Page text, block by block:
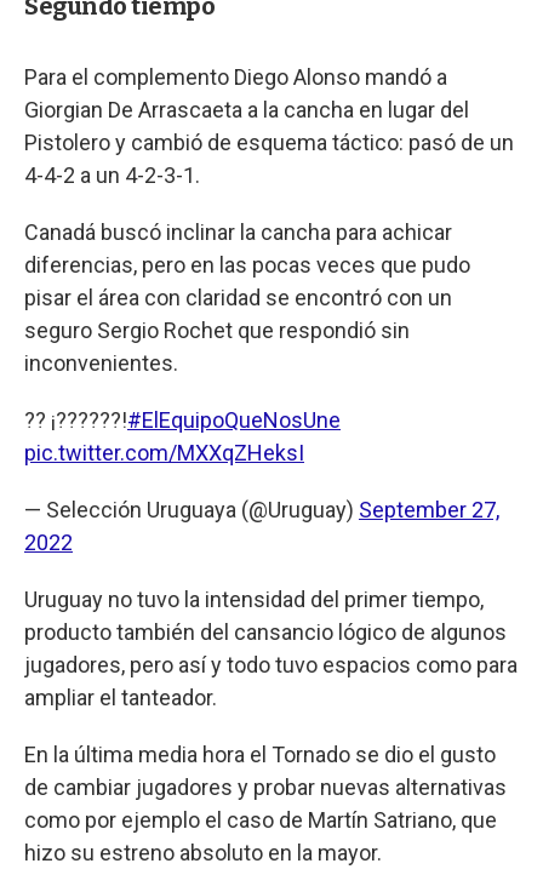
Segundo tiempo
Para el complemento Diego Alonso mandó a
Giorgian De Arrascaeta a la cancha en lugar del
Pistolero y cambió de esquema táctico: pasó de un
4-4-2 a un 4-2-3-1.
Canadá buscó inclinar la cancha para achicar
diferencias, pero en las pocas veces que pudo
pisar el área con claridad se encontró con un
seguro Sergio Rochet que respondió sin
inconvenientes.
?? ¡??????!#ElEquipoQueNosUne
pic.twitter.com/MXXqZHeksI
— Selección Uruguaya (@Uruguay) September 27,
2022
Uruguay no tuvo la intensidad del primer tiempo,
producto también del cansancio lógico de algunos
jugadores, pero así y todo tuvo espacios como para
ampliar el tanteador.
En la última media hora el Tornado se dio el gusto
de cambiar jugadores y probar nuevas alternativas
como por ejemplo el caso de Martín Satriano, que
hizo su estreno absoluto en la mayor.